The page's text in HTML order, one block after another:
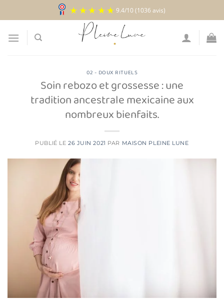
au
contenu
9.4/10(1036 avis)
02 - DOUX RITUELS
Soin rebozo et grossesse : une
tradition ancestrale mexicaine aux
nombreux bienfaits.
PUBLIÉ LE 26 JUIN 2021 PAR MAISON PLEINE LUNE